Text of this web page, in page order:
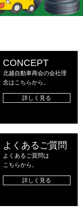
CONCEPT
北越自動車商会の会社理
念はこちらから。
詳しく見る
よくあるご質問
よくあるご質問は
こちらから。
詳しく見る